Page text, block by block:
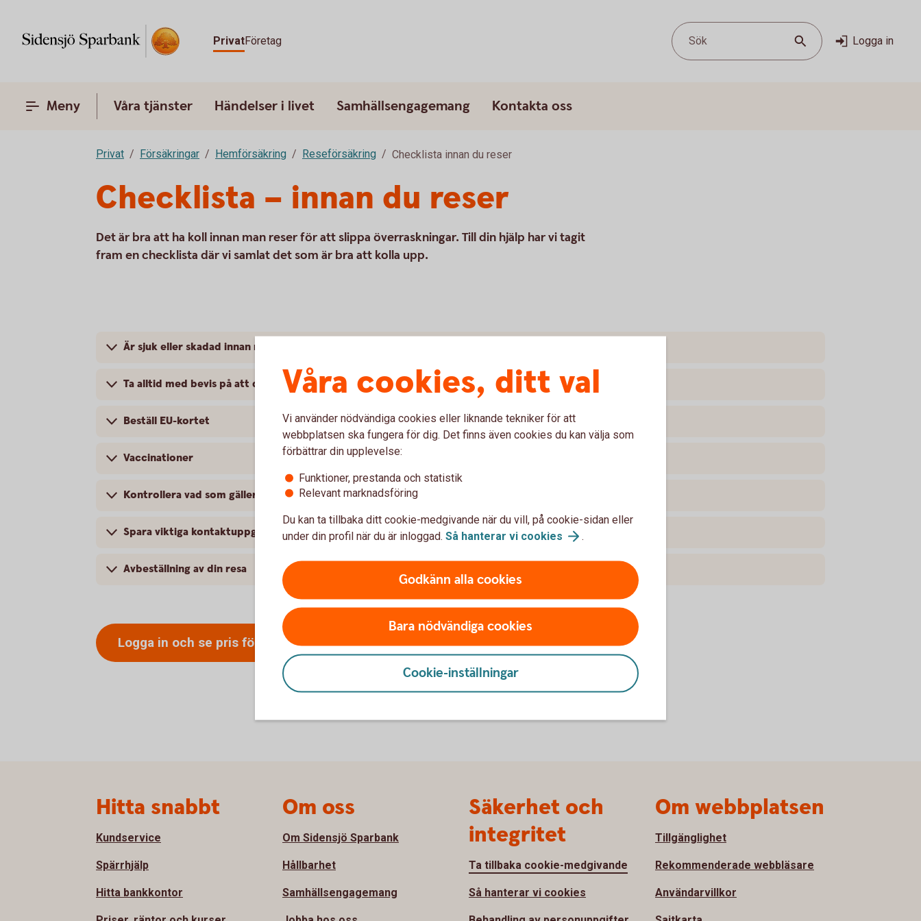
PrivatFöretag Sök Logga in
Meny Våra tjänster Händelser i livet Samhällsengagemang Kontakta oss
Privat Försäkringar Hemförsäkring Reseförsäkring Checklista innan du reser
Checklista – innan du reser
Det är bra att ha koll innan man reser för att slippa överraskningar. Till din hjälp har vi tagit
fram en checklista där vi samlat det som är bra att kolla upp.
Är sjuk eller skadad innan resan - medicinsk förhandsbedömning
Ta alltid med bevis på att du är försäkrad
Beställ EU-kortet
Vaccinationer
Kontrollera vad som gäller för ditt resmål
Spara viktiga kontaktuppgifter
Avbeställning av din resa
Logga in och se pris för hemförsäkringen
Våra cookies, ditt val
Vi använder nödvändiga cookies eller liknande tekniker för att
webbplatsen ska fungera för dig. Det finns även cookies du kan välja som
förbättrar din upplevelse:
Funktioner, prestanda och statistik
Relevant marknadsföring
Du kan ta tillbaka ditt cookie-medgivande när du vill, på cookie-sidan eller
under din profil när du är inloggad. Så hanterar vi cookies .
Godkänn alla cookies
Bara nödvändiga cookies
Cookie-inställningar
Hitta snabbt
Kundservice
Spärrhjälp
Hitta bankkontor
Om oss
Om Sidensjö Sparbank
Hållbarhet
Samhällsengagemang
Säkerhet och
integritet
Ta tillbaka cookie-medgivande
Så hanterar vi cookies
Om webbplatsen
Tillgänglighet
Rekommenderade webbläsare
Användarvillkor